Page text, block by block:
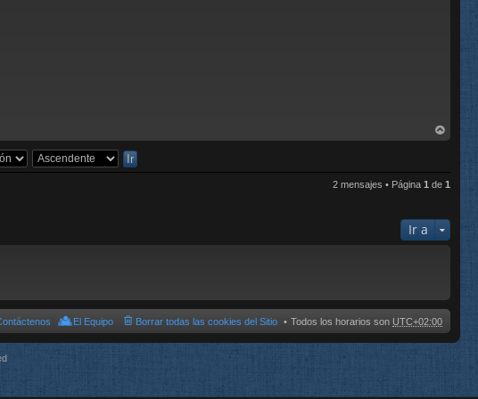
rri
2 mensajes • Página 1 de 1
Ir a
Todos los horarios son UTC+02:00
Borrar todas las cookies del Sitio
El Equipo